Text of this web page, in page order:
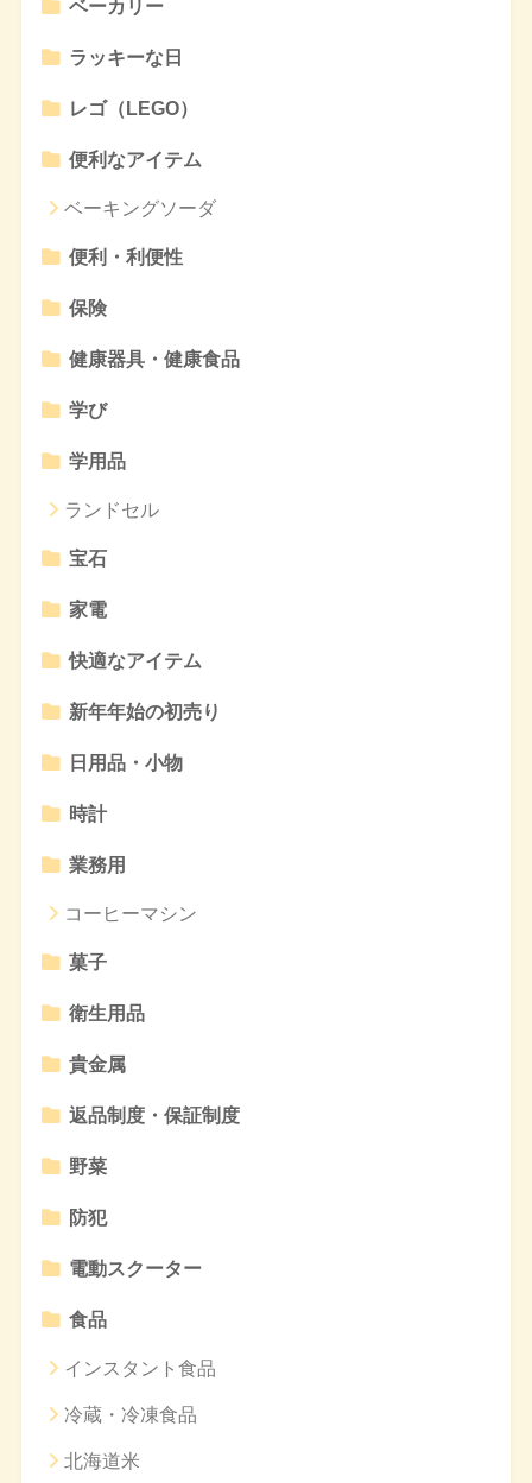
ベーカリー
ラッキーな日
レゴ（LEGO）
便利なアイテム
ベーキングソーダ
便利・利便性
保険
健康器具・健康食品
学び
学用品
ランドセル
宝石
家電
快適なアイテム
新年年始の初売り
日用品・小物
時計
業務用
コーヒーマシン
菓子
衛生用品
貴金属
返品制度・保証制度
野菜
防犯
電動スクーター
食品
インスタント食品
冷蔵・冷凍食品
北海道米